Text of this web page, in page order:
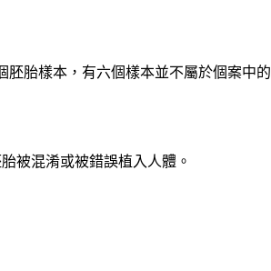
胎樣本，有六個樣本並不屬於個案中
被混淆或被錯誤植入人體。